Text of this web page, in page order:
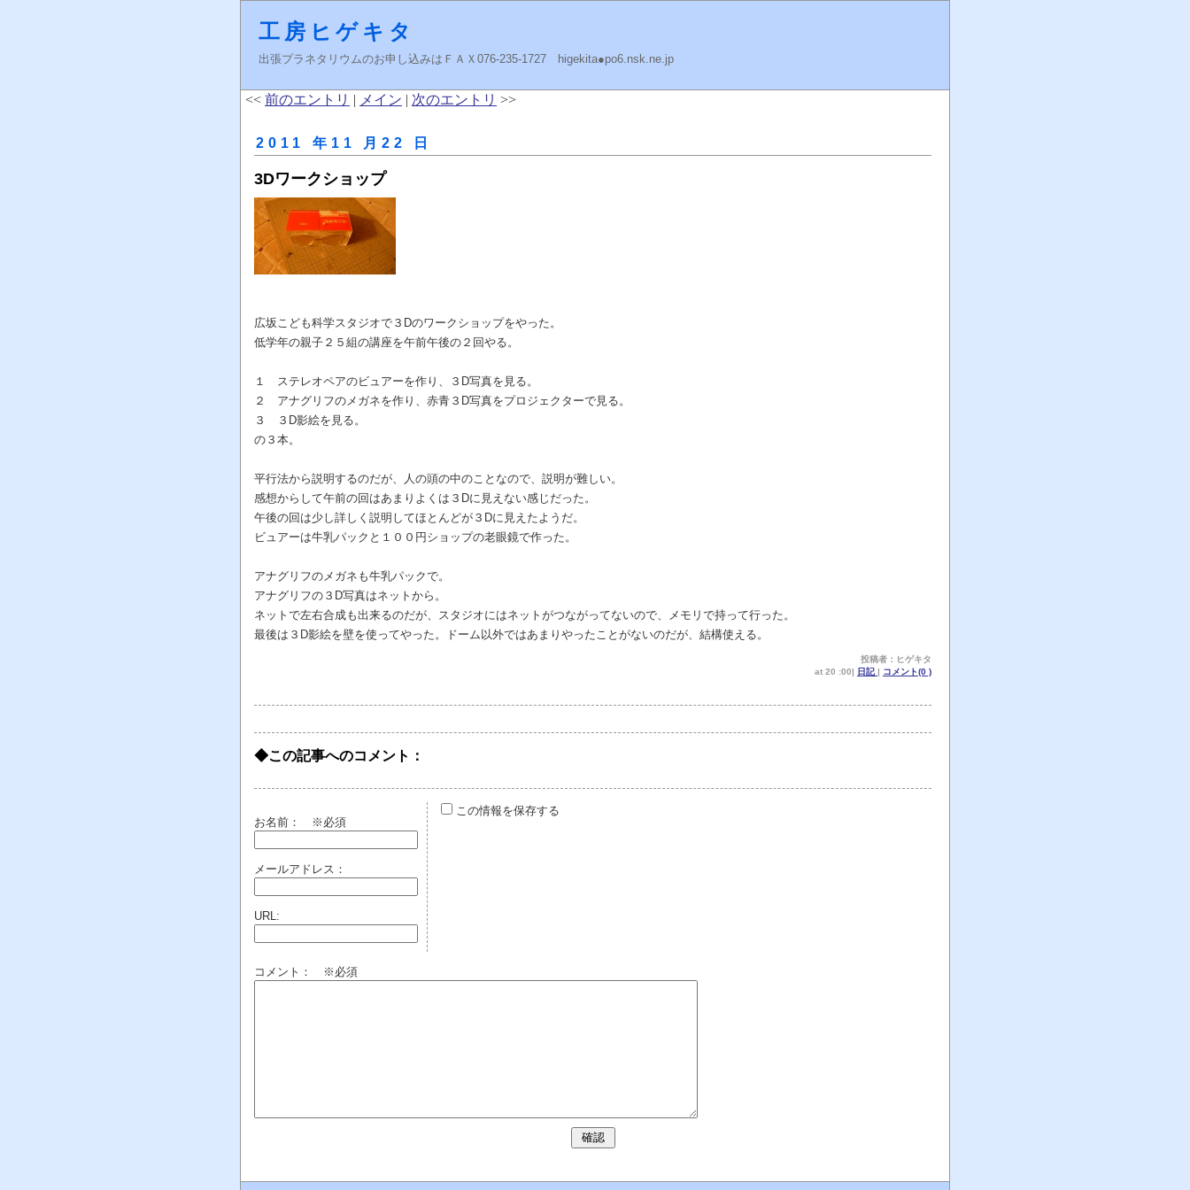
工房ヒゲキタ
出張プラネタリウムのお申し込みはＦＡＸ076-235-1727 higekita●po6.nsk.ne.jp
<< 前のエントリ | メイン | 次のエントリ >>
2011 年11 月22 日
3Dワークショップ
広坂こども科学スタジオで３Dのワークショップをやった。
低学年の親子２５組の講座を午前午後の２回やる。
１ ステレオペアのビュアーを作り、３D写真を見る。
２ アナグリフのメガネを作り、赤青３D写真をプロジェクターで見る。
３ ３D影絵を見る。
の３本。
平行法から説明するのだが、人の頭の中のことなので、説明が難しい。
感想からして午前の回はあまりよくは３Dに見えない感じだった。
午後の回は少し詳しく説明してほとんどが３Dに見えたようだ。
ビュアーは牛乳パックと１００円ショップの老眼鏡で作った。
アナグリフのメガネも牛乳パックで。
アナグリフの３D写真はネットから。
ネットで左右合成も出来るのだが、スタジオにはネットがつながってないので、メモリで持って行った。
最後は３D影絵を壁を使ってやった。ドーム以外ではあまりやったことがないのだが、結構使える。
投稿者：ヒゲキタ
at 20 :00| 日記| コメント(0 )
◆この記事へのコメント：
お名前： ※必須
メールアドレス：
URL:
この情報を保存する
コメント： ※必須